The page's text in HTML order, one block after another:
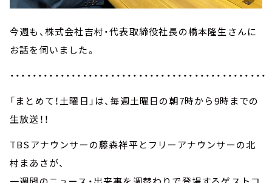
今週も、株式会社吉村・代表取締役社長の橋本隆生さんに
お話を伺いました。
・・・・・・・・・・・・・・・・・・・・・・・・・・・・・・・・・・・・・・・・・・・・・・
「まとめて！土曜日」は、毎週土曜日の朝7時から9時までの
生放送！！
TBSアナウンサーの藤森祥平とフリーアナウンサーの北
村まあさが、